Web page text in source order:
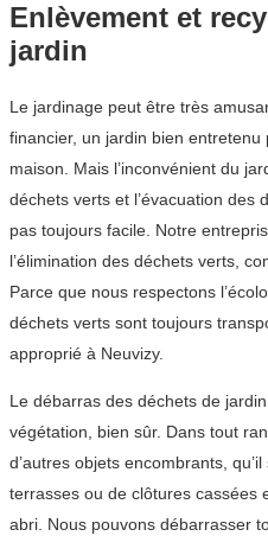
Enlèvement et
jardin
Le jardinage peut être très
financier, un jardin bien
maison. Mais l’inconvénient du
déchets verts et l’évacuation des
pas toujours facile. Notre
l’élimination des déchets verts,
Parce que nous respectons
déchets verts sont toujours
approprié à Neuvizy.
Le débarras des déchets de
végétation, bien sûr. Dans tout
d’autres objets encombrants,
terrasses ou de clôtures cassées
abri. Nous pouvons débarrasser